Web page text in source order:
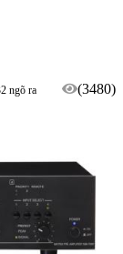
(3480)
ngõ ra